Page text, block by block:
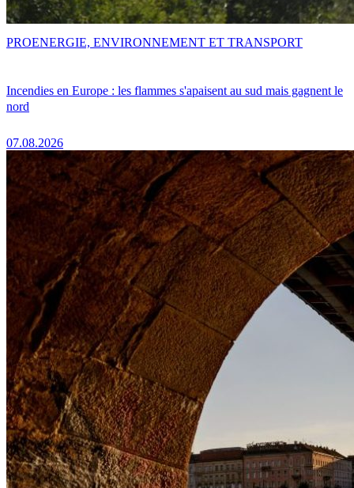
Incendies en Europe : les flammes s'apaisent au sud mais gagnent le
nord
07.08.2026
PROENERGIE, ENVIRONNEMENT ET TRANSPORT